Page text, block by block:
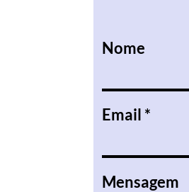
Nome
Email
Mensagem